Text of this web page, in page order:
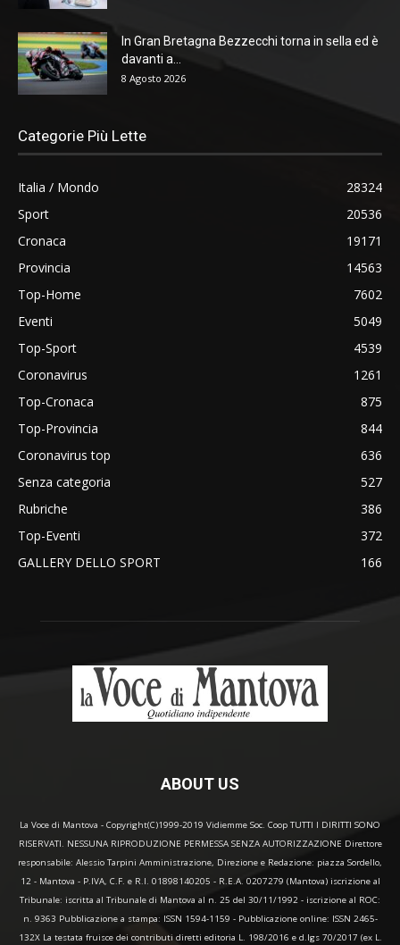
In Gran Bretagna Bezzecchi torna in sella ed è
davanti a...
8 Agosto 2026
Categorie Più Lette
Italia / Mondo
28324
Sport
20536
Cronaca
19171
Provincia
14563
Top-Home
7602
Eventi
5049
Top-Sport
4539
Coronavirus
1261
Top-Cronaca
875
Top-Provincia
844
Coronavirus top
636
Senza categoria
527
Rubriche
386
Top-Eventi
372
GALLERY DELLO SPORT
166
ABOUT US
La Voce di Mantova - Copyright(C)1999-2019 Vidiemme Soc. Coop TUTTI I DIRITTI SONO
RISERVATI. NESSUNA RIPRODUZIONE PERMESSA SENZA AUTORIZZAZIONE Direttore
responsabile: Alessio Tarpini Amministrazione, Direzione e Redazione: piazza Sordello,
12 - Mantova - P.IVA, C.F. e R.I. 01898140205 - R.E.A. 0207279 (Mantova) iscrizione al
Tribunale: iscritta al Tribunale di Mantova al n. 25 del 30/11/1992 - iscrizione al ROC:
n. 9363 Pubblicazione a stampa: ISSN 1594-1159 - Pubblicazione online: ISSN 2465-
132X La testata fruisce dei contributi diretti editoria L. 198/2016 e d.lgs 70/2017 (ex L.